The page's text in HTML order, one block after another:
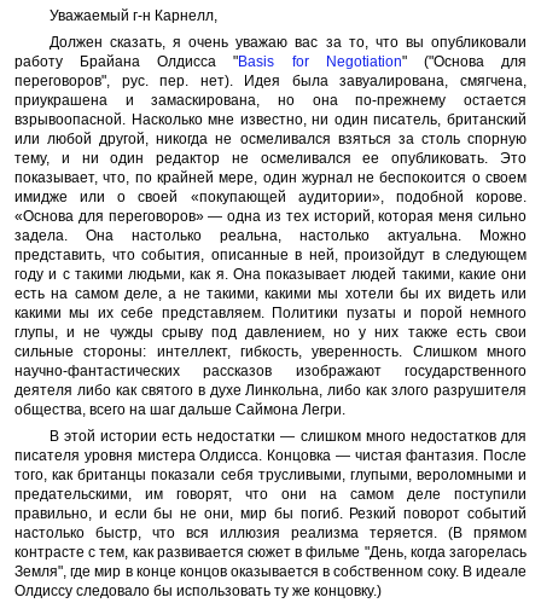
Уважаемый г-н Карнелл,
Должен сказать, я очень уважаю вас за то, что вы опубликовали
работу Брайана Олдисса "Basis for Negotiation" ("Основа для
переговоров", рус. пер. нет). Идея была завуалирована, смягчена,
приукрашена и замаскирована, но она по-прежнему остается
взрывоопасной. Насколько мне известно, ни один писатель, британский
или любой другой, никогда не осмеливался взяться за столь спорную
тему, и ни один редактор не осмеливался ее опубликовать. Это
показывает, что, по крайней мере, один журнал не беспокоится о своем
имидже или о своей «покупающей аудитории», подобной корове.
«Основа для переговоров» — одна из тех историй, которая меня сильно
задела. Она настолько реальна, настолько актуальна. Можно
представить, что события, описанные в ней, произойдут в следующем
году и с такими людьми, как я. Она показывает людей такими, какие они
есть на самом деле, а не такими, какими мы хотели бы их видеть или
какими мы их себе представляем. Политики пузаты и порой немного
глупы, и не чужды срыву под давлением, но у них также есть свои
сильные стороны: интеллект, гибкость, уверенность. Слишком много
научно-фантастических рассказов изображают государственного
деятеля либо как святого в духе Линкольна, либо как злого разрушителя
общества, всего на шаг дальше Саймона Легри.
В этой истории есть недостатки — слишком много недостатков для
писателя уровня мистера Олдисса. Концовка — чистая фантазия. После
того, как британцы показали себя трусливыми, глупыми, вероломными и
предательскими, им говорят, что они на самом деле поступили
правильно, и если бы не они, мир бы погиб. Резкий поворот событий
настолько быстр, что вся иллюзия реализма теряется. (В прямом
контрасте с тем, как развивается сюжет в фильме "День, когда загорелась
Земля", где мир в конце концов оказывается в собственном соку. В идеале
Олдиссу следовало бы использовать ту же концовку.)